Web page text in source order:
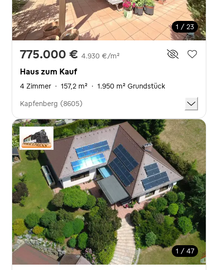
1 / 23
775.000 € 4.930 €/m²
Haus zum Kauf
4 Zimmer · 157,2 m² · 1.950 m² Grundstück
Kapfenberg (8605)
1 / 47